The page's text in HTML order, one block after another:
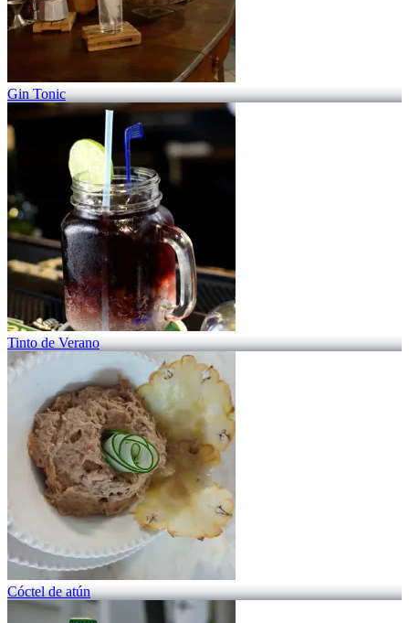
Gin Tonic
Tinto de Verano
Cóctel de atún